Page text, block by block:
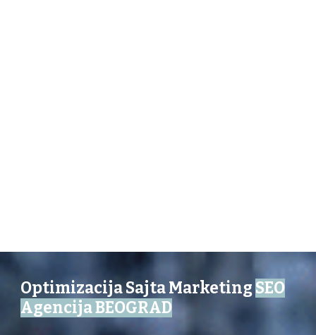
Optimizacija Sajta Marketing SEO
Agencija BEOGRAD